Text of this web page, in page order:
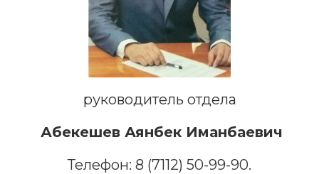
руководитель отдела
Абекешев Аянбек Иманбаевич
Телефон: 8 (7112) 50-99-90.